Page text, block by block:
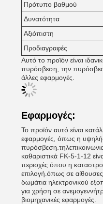
Πρότυπο βαθμού
Δυνατότητα
Αξιόπιστη
Προδιαγραφές
Αυτό το προϊόν είναι
πυρόσβεση, την
άλλες εφαρμογές.
Εφαρμογές:
Το προϊόν αυτό είναι
εφαρμογές, όπως η
καθαριστικά FK-5-1-12
περιοχές όπου η
επιλογή.όπως σε
δωμάτια ηλεκτρονικού
για χρήση σε
βιομηχανικές εφαρμογές.